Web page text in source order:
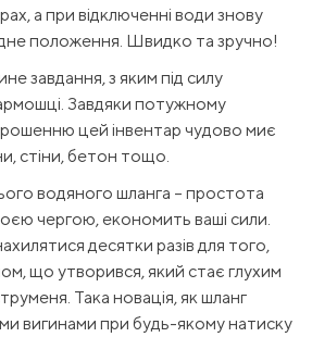
а при відключенні води знову
положення. Швидко та зручно!
завдання, з яким під силу
Завдяки потужному
цей інвентар чудово миє
стіни, бетон тощо.
водяного шланга – простота
чергою, економить ваші сили.
десятки разів для того,
що утворився, який стає глухим
Така новація, як шланг
вигинами при будь-якому натиску